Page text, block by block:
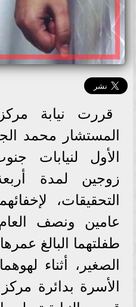
قررت نيابة
المستشار محمد
الأول لنيابات
زوجين لمدة
التحقيقات،
عامين ونصف
الصغير، أثناء
الأسرة بدائرة